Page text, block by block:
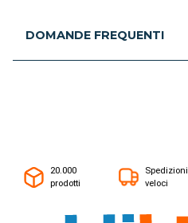
DOMANDE FREQUENTI
20.000
prodotti
Spedizioni
veloci